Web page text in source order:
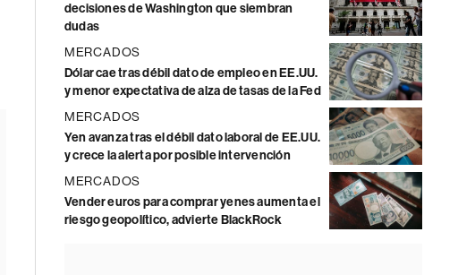
decisiones de Washington que siembran
dudas
MERCADOS
Dólar cae tras débil dato de empleo en EE.UU.
y menor expectativa de alza de tasas de la Fed
MERCADOS
Yen avanza tras el débil dato laboral de EE.UU.
y crece la alerta por posible intervención
MERCADOS
Vender euros para comprar yenes aumenta el
riesgo geopolítico, advierte BlackRock